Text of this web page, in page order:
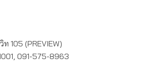
105 (PREVIEW)
091-575-8963